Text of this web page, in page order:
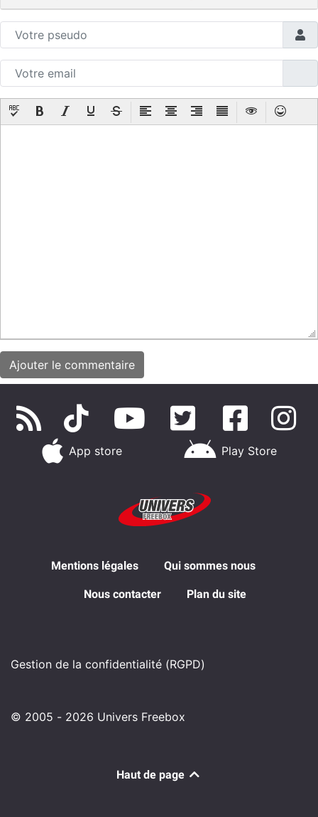
App store Play Store
Mentions légales Qui sommes nous
Nous contacter Plan du site
Gestion de la confidentialité (RGPD)
© 2005 - 2026 Univers Freebox
Haut de page